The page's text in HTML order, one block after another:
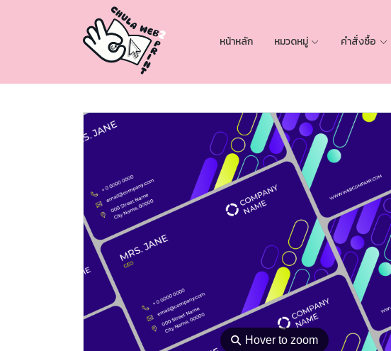
หน้าหลัก หมวดหมู่ คำสั่งซื้อ
⚲ Hover to zoom